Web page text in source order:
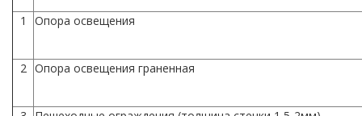
1 Опора освещения
2 Опора освещения граненная